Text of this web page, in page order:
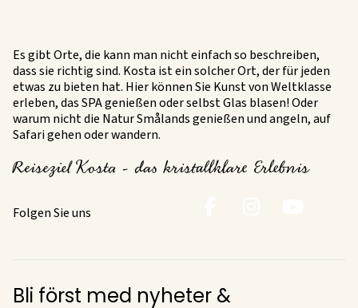
Es gibt Orte, die kann man nicht einfach so beschreiben,
dass sie richtig sind. Kosta ist ein solcher Ort, der für jeden
etwas zu bieten hat. Hier können Sie Kunst von Weltklasse
erleben, das SPA genießen oder selbst Glas blasen! Oder
warum nicht die Natur Smålands genießen und angeln, auf
Safari gehen oder wandern.
Reiseziel Kosta - das kristallklare Erlebnis
Folgen Sie uns
Bli först med nyheter &